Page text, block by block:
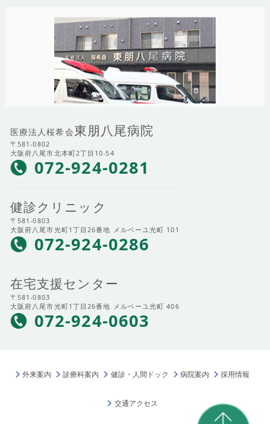
医療法人桜希会東朋八尾病院
〒581-0802
大阪府八尾市北本町2丁目10-54
072-924-0281
健診クリニック
〒581-0803
大阪府八尾市光町1丁目26番地 メルベーユ光町 101
072-924-0286
在宅支援センター
〒581-0803
大阪府八尾市光町1丁目26番地 メルベーユ光町 406
072-924-0603
外来案内 診療科案内 健診・人間ドック 病院案内 採用情報
交通アクセス